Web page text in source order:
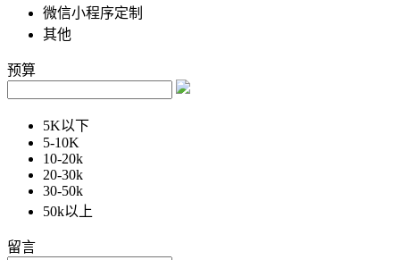
微信小程序定制
其他
预算
5K以下
5-10K
10-20k
20-30k
30-50k
50k以上
留言